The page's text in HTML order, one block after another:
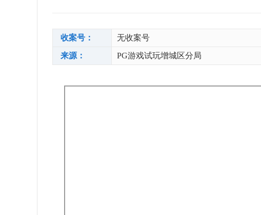
收案号： 无收案号
来源： PG游戏试玩增城区分局